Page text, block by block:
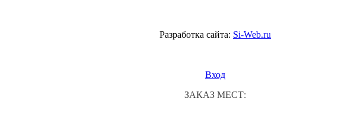
Разработка сайта: Si-Web.ru
Вход
ЗАКАЗ МЕСТ: